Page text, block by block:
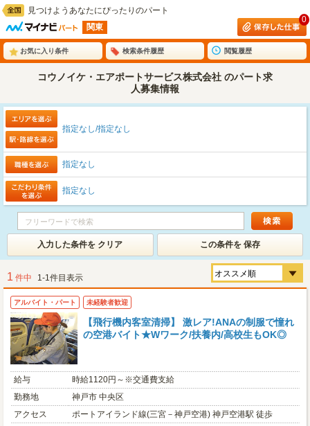
見つけようあなたにぴったりのパート
関東
0
お気に入り条件 検索条件履歴 閲覧履歴
コウノイケ・エアポートサービス株式会社 のパート求
人募集情報
指定なし/指定なし
指定なし
指定なし
入力した条件を クリア この条件を 保存
1 件中 1-1件目表示
アルバイト・パート 未経験者歓迎
【飛行機内客室清掃】 激レア!ANAの制服で憧れ
の空港バイト★Wワーク/扶養内/高校生もOK◎
給与
時給1120円～※交通費支給
勤務地
神戸市 中央区
アクセス
ポートアイランド線(三宮－神戸空港) 神戸空港駅 徒歩